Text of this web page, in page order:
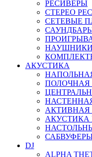
РЕСИВЕРЫ
СТЕРЕО
СЕТЕВЫЕ
НАУШНИКИ
АКУСТИКА
ПОЛОЧНАЯ
АКТИВНАЯ
АКУСТИКА
DJ
ALPHA